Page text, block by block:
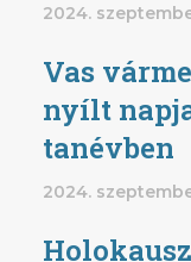
2024.
Vas
nyílt
tanévben
2024.